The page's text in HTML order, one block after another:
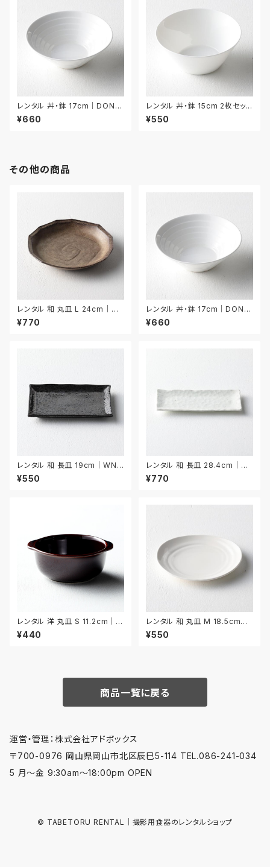
レンタル 丼・鉢 17cm｜DON0
51
¥660
レンタル 丼・鉢 15cm 2枚セット
｜DON052
¥550
その他の商品
レンタル 和 丸皿 L 24cm｜W
ML021
¥770
レンタル 丼・鉢 17cm｜DON0
51
¥660
レンタル 和 長皿 19cm｜WNA
022
¥550
レンタル 和 長皿 28.4cm｜W
NA008
¥770
レンタル 洋 丸皿 S 11.2cm｜Y
MS013
¥440
レンタル 和 丸皿 M 18.5cm｜
WMM045
¥550
商品一覧に戻る
運営・管理：株式会社アドボックス
〒700-0976 岡山県岡山市北区辰巳5-114 TEL.086-241-034
5 月〜金 9:30am〜18:00pm OPEN
© TABETORU RENTAL｜撮影用食器のレンタルショップ